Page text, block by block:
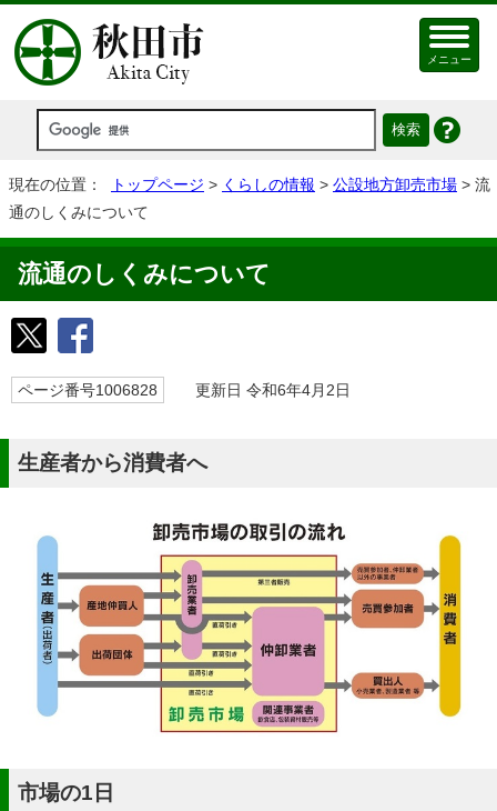
メニュー
現在の位置： トップページ > くらしの情報 > 公設地方卸売市場 > 流
通のしくみについて
流通のしくみについて
ページ番号1006828 更新日 令和6年4月2日
生産者から消費者へ
市場の1日